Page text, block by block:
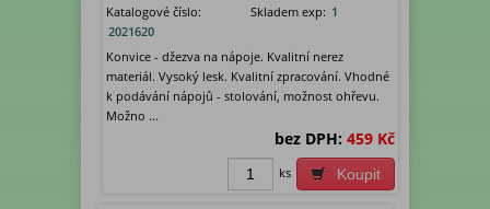
Katalogové číslo:
2021620
Skladem exp: 1
Konvice - džezva na nápoje. Kvalitní nerez
materiál. Vysoký lesk. Kvalitní zpracování. Vhodné
k podávání nápojů - stolování, možnost ohřevu.
Možno ...
bez DPH: 459 Kč
Koupit
ks